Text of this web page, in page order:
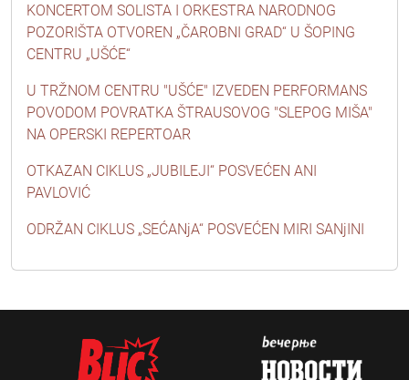
KONCERTOM SOLISTA I ORKESTRA NARODNOG
POZORIŠTA OTVOREN „ČAROBNI GRAD“ U ŠOPING
CENTRU „UŠĆE“
U TRŽNOM CENTRU "UŠĆE" IZVEDEN PERFORMANS
POVODOM POVRATKA ŠTRAUSOVOG "SLEPOG MIŠA"
NA OPERSKI REPERTOAR
OTKAZAN CIKLUS „JUBILEJI“ POSVEĆEN ANI
PAVLOVIĆ
ODRŽAN CIKLUS „SEĆANjA“ POSVEĆEN MIRI SANjINI